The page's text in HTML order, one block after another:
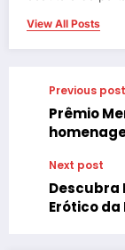
View All Posts
Previous post
Prêmio
Next post
Descubra
Erótico